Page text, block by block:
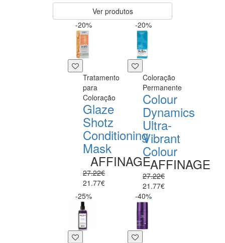
Ver produtos
-20%
Tratamento
para
Coloração
Glaze
Shotz
Conditioning
Mask
AFFINAGE
27.22€
21.77€
-20%
Coloração
Permanente
Colour
Dynamics
Ultra-
Vibrant
Colour
AFFINAGE
27.22€
21.77€
-25%
-40%